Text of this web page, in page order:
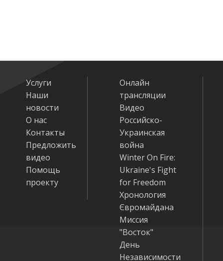
Услуги
Наши
новости
О нас
Контакты
Предложить
видео
Помощь
проекту
Онлайн
трансляции
Видео
Российско-
Украинская
война
Winter On Fire:
Ukraine's Fight
for Freedom
Хронология
Євромайдана
Миссия
"Восток"
День
Независимости